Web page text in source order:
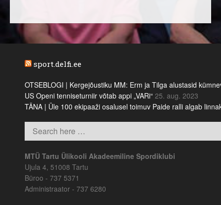
sport.delfi.ee
OTSEBLOGI | Kergejõustiku MM: Erm ja Tilga alustasid
US Openi tenniseturniir võtab appi „VARi“ 25. aug. 2023
TÄNA | Üle 100 ekipaaži osalusel toimuv Paide ralli algab
MTÜ Tartu Ülikooli Akadeemiline Spordiklubi
Ujula 4, 51008 Tartu
Büroo - 737 5371
Administraator - 737 6280